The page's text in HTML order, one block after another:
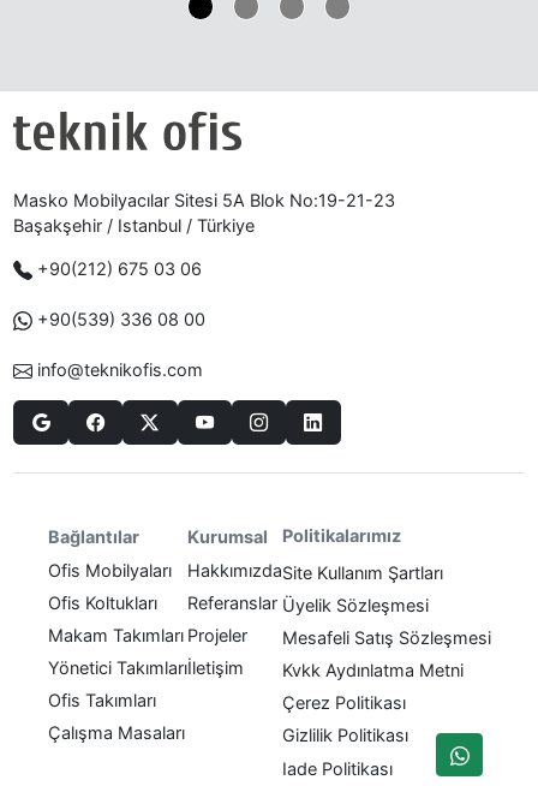
Masko Mobilyacılar Sitesi 5A Blok No:19-21-23
Başakşehir / Istanbul / Türkiye
+90(212) 675 03 06
+90(539) 336 08 00
info@teknikofis.com
Bağlantılar
Ofis Mobilyaları
Ofis Koltukları
Makam Takımları
Yönetici Takımları
Ofis Takımları
Çalışma Masaları
Kurumsal
Hakkımızda
Referanslar
Projeler
İletişim
Politikalarımız
Site Kullanım Şartları
Üyelik Sözleşmesi
Mesafeli Satış Sözleşmesi
Kvkk Aydınlatma Metni
Çerez Politikası
Gizlilik Politikası
Iade Politikası